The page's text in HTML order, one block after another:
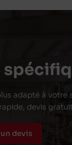
adapté à
devis
devis